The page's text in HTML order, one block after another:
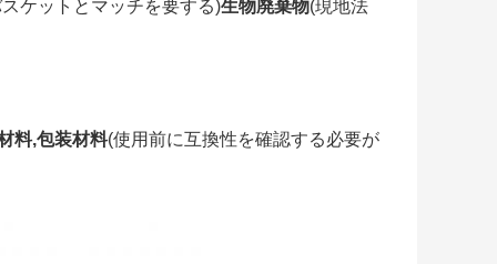
ケットとマッチを要する)生物廃棄物(現地法
料,包装材料(使用前に互換性を確認する必要が